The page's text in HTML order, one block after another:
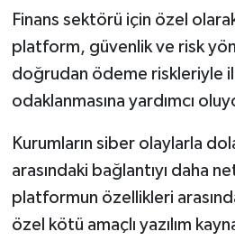
Finans sektörü için özel
platform, güvenlik ve risk
doğrudan ödeme riskleriyle
odaklanmasına yardımcı
Kurumların siber olaylarla
arasındaki bağlantıyı daha
platformun özellikleri
özel kötü amaçlı yazılım